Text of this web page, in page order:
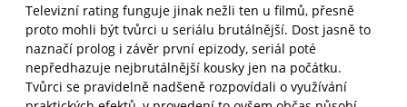
Televizní rating funguje jinak nežli ten u filmů, přesně
proto mohli být tvůrci u seriálu brutálnější. Dost jasně to
naznačí prolog i závěr první epizody, seriál poté
nepředhazuje nejbrutálnější kousky jen na počátku.
Tvůrci se pravidelně nadšeně rozpovídali o využívání